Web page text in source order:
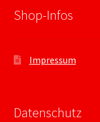
Shop-Infos
Impressum
Datenschutz